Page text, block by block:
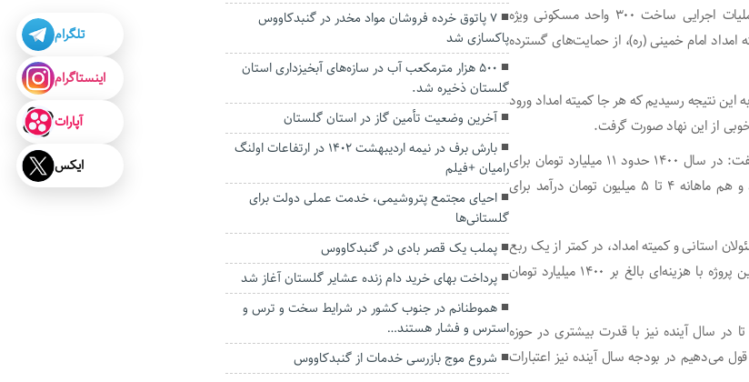
نماینده مردم گرگان و آق‌قلا در مجلس شورای اسلامی، در آیین آغاز عملیات اجرایی ساخت ۳۰۰ واحد مسکونی ویژه
امام خمینی (ره)، از حمایت‌های گسترده
این نتیجه رسیدیم که هر جا کمیته امداد ورود
از این نهاد صورت گرفت.
وی با یادآوری اجرای موفق طرح پنل‌های خورشیدی در سال‌های گذشته گفت: در سال ۱۴۰۰ حدود ۱۱ میلیارد تومان برای
نصب پنل‌های خورشیدی اختصاص یافت که هم برق رایگان تولید می‌کند و هم ماهانه ۴ تا ۵ میلیون تومان درآمد برای
استانی و کمیته امداد، در کمتر از یک ربع
زمین مورد نیاز برای ساخت ۳۰۰ واحد مسکونی در کریم‌آباد تأمین شد. این پروژه با هزینه‌ای بالغ بر ۱۴۰۰ میلیارد تومان
در سال آینده نیز با قدرت بیشتری در حوزه
در بودجه سال آینده نیز اعتبارات
۷ پاتوق خرده فروشان مواد مخدر در گنبدکاووس
پاکسازی شد
۵۰۰ هزار مترمکعب آب در سازه‌های آبخیزداری استان
گلستان ذخیره شد.
آخرین وضعیت تأمین گاز در استان گلستان
بارش برف در نیمه اردیبهشت 1402 در ارتفاعات اولنگ
رامیان +فیلم
احیای مجتمع پتروشیمی، خدمت عملی دولت برای
گلستانی‌ها
پملب یک قصر بادی در گنبدکاووس
پرداخت بهای خرید دام زنده عشایر گلستان آغاز شد
هموطنانم در جنوب کشور در شرایط سخت و ترس و
استرس و فشار هستند…
شروع موج بازرسی خدمات از گنبدکاووس
تلگرام
اینستاگرام
آپارات
ایکس